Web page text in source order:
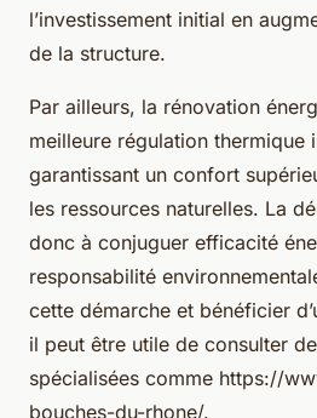
l’investissement initial en
de la structure.
Par ailleurs, la rénovation
meilleure régulation thermique
garantissant un confort
les ressources naturelles. La
donc à conjuguer efficacité
responsabilité
cette démarche et bénéficier
il peut être utile de consulter
spécialisées comme https://
bouches-du-rhone/.